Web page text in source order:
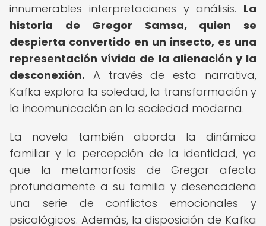
innumerables interpretaciones y análisis. La
historia de Gregor Samsa, quien se
despierta convertido en un insecto, es una
representación vívida de la alienación y la
desconexión. A través de esta narrativa,
Kafka explora la soledad, la transformación y
la incomunicación en la sociedad moderna.
La novela también aborda la dinámica
familiar y la percepción de la identidad, ya
que la metamorfosis de Gregor afecta
profundamente a su familia y desencadena
una serie de conflictos emocionales y
psicológicos. Además, la disposición de Kafka